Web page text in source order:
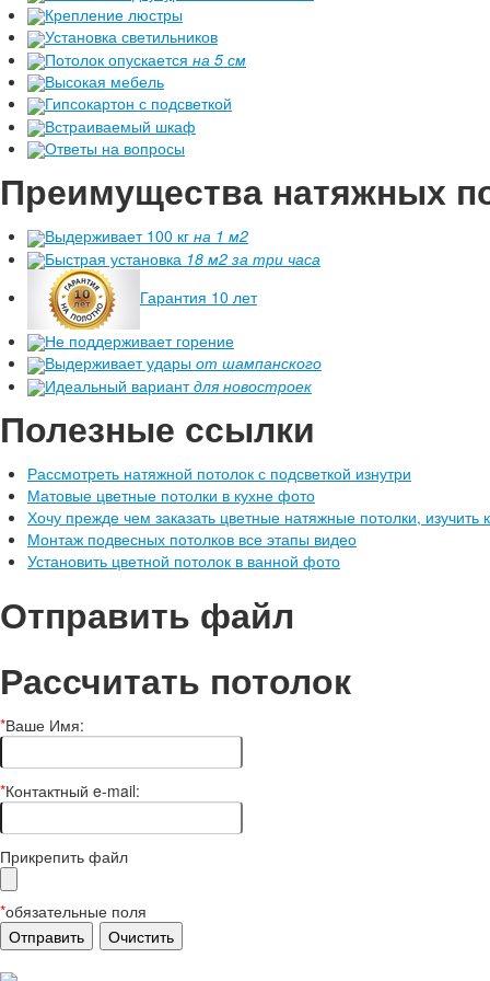
Крепление люстры
Установка светильников
Потолок опускается на 5 см
Высокая мебель
Гипсокартон с подсветкой
Встраиваемый шкаф
Ответы на вопросы
Преимущества натяжных
Выдерживает 100 кг на 1 м2
Быстрая установка 18 м2 за три часа
Гарантия 10 лет
Не поддерживает горение
Выдерживает удары от шампанского
Идеальный вариантдля новостроек
Полезные ссылки
Рассмотреть натяжной потолок с подсветкой изнутри
Матовые цветные потолки в кухне фото
Хочу прежде чем заказать цветные натяжные потолки, изучить
Монтаж подвесных потолков все этапы видео
Установить цветной потолок в ванной фото
Отправить файл
Рассчитать потолок
*Ваше Имя:
*Контактный e-mail:
Прикрепить файл
*обязательные поля